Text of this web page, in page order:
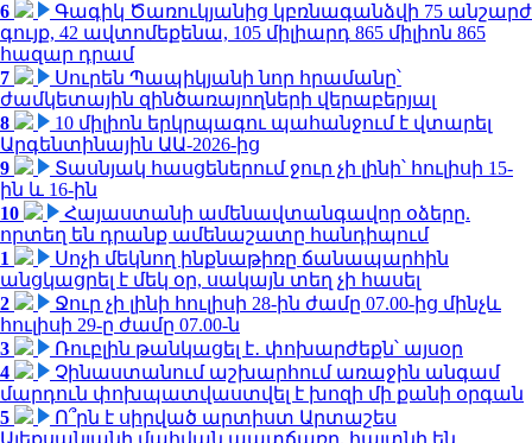
6
Գագիկ Ծառուկյանից կբռնագանձվի 75 անշարժ
գույք, 42 ավտոմեքենա, 105 միլիարդ 865 միլիոն 865
հազար դրամ
7
Սուրեն Պապիկյանի նոր հրամանը՝
ժամկետային զինծառայողների վերաբերյալ
8
10 միլիոն երկրպագու պահանջում է վտարել
Արգենտինային ԱԱ-2026-ից
9
Տասնյակ հասցեներում ջուր չի լինի՝ հուլիսի 15-
ին և 16-ին
10
Հայաստանի ամենավտանգավոր օձերը.
որտեղ են դրանք ամենաշատը հանդիպում
1
Սոչի մեկնող ինքնաթիռը ճանապարհին
անցկացրել է մեկ օր, սակայն տեղ չի հասել
2
Ջուր չի լինի հուլիսի 28-ին ժամը 07.00-ից մինչև
հուլիսի 29-ը ժամը 07.00-ն
3
Ռուբլին թանկացել է․ փոխարժեքն՝ այսօր
4
Չինաստանում աշխարհում առաջին անգամ
մարդուն փոխպատվաստվել է խոզի մի քանի օրգան
5
Ո՞րն է սիրված արտիստ Արտաշես
Ալեքսանյանի մահվան պատճառը. հայտնի են